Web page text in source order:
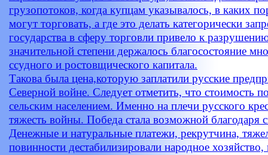
грузопотоков, когда купцам указывалось, в каких
могут торговать, а где это делать категорически
государства в сферу торговли привело к
значительной степени держалось благосостояние
ссудного и ростовщического капитала.
Такова была цена,которую заплатили русские
Северной войне. Следует отметить, что стоимость
сельским населением. Именно на плечи русского
тяжесть войны. Победа стала возможной благодаря
Денежные и натуральные платежи, рекрутчина,
повинности дестабилизировали народное